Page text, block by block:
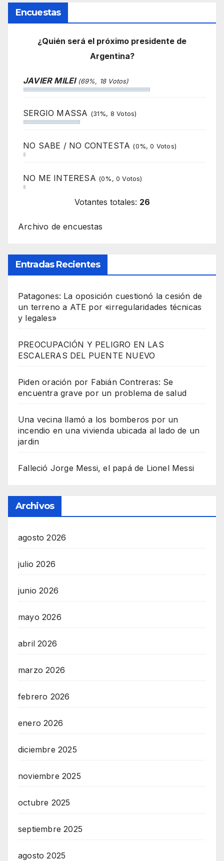
Encuestas
¿Quién será el próximo presidente de
Argentina?
JAVIER MILEI (69%, 18 Votos)
SERGIO MASSA (31%, 8 Votos)
NO SABE / NO CONTESTA (0%, 0 Votos)
NO ME INTERESA (0%, 0 Votos)
Votantes totales: 26
Archivo de encuestas
Entradas Recientes
Patagones: La oposición cuestionó la cesión de
un terreno a ATE por «irregularidades técnicas
y legales»
PREOCUPACIÓN Y PELIGRO EN LAS
ESCALERAS DEL PUENTE NUEVO
Piden oración por Fabián Contreras: Se
encuentra grave por un problema de salud
Una vecina llamó a los bomberos por un
incendio en una vivienda ubicada al lado de un
jardin
Falleció Jorge Messi, el papá de Lionel Messi
Archivos
agosto 2026
julio 2026
junio 2026
mayo 2026
abril 2026
marzo 2026
febrero 2026
enero 2026
diciembre 2025
noviembre 2025
octubre 2025
septiembre 2025
agosto 2025